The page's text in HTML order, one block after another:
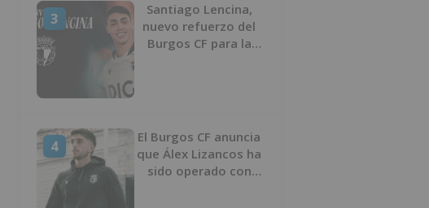
3
Santiago Lencina,
nuevo refuerzo del
Burgos CF para la
4
El Burgos CF anuncia
que Álex Lizancos ha
sido operado con